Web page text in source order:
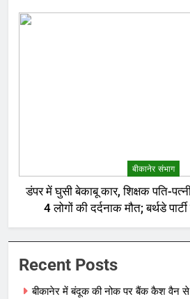
बीकानेर संभाग
डंपर में घुसी बेकाबू कार, शिक्षक पति-
4 लोगों की दर्दनाक मौत; बर्थडे
Recent Posts
बीकानेर में बंदूक की नोक पर बैंक कैश वैन